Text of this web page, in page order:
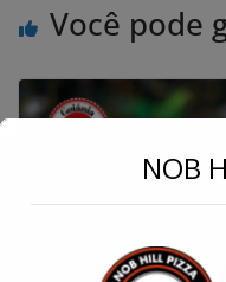
Você pode
NOB